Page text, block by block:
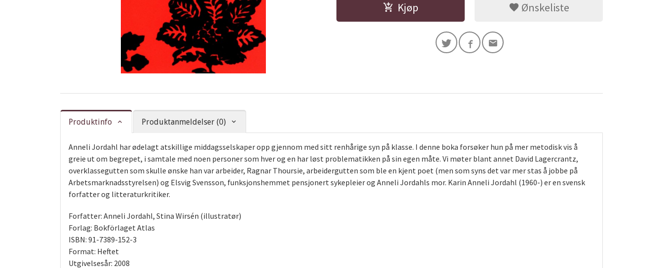
Kjøp Ønskeliste
Produktinfo Produktanmeldelser (0)
Anneli Jordahl har ødelagt atskillige middagsselskaper opp gjennom med sitt renhårige syn på klasse. I denne boka forsøker hun på mer metodisk vis å
greie ut om begrepet, i samtale med noen personer som hver og en har løst problematikken på sin egen måte. Vi møter blant annet David Lagercrantz,
overklassegutten som skulle ønske han var arbeider, Ragnar Thoursie, arbeidergutten som ble en kjent poet (men som syns det var mer stas å jobbe på
Arbetsmarknadsstyrelsen) og Elsvig Svensson, funksjonshemmet pensjonert sykepleier og Anneli Jordahls mor. Karin Anneli Jordahl (1960-) er en svensk
forfatter og litteraturkritiker.
Forfatter: Anneli Jordahl, Stina Wirsén (illustratør)
Forlag: Bokförlaget Atlas
ISBN: 91-7389-152-3
Format: Heftet
Utgivelsesår: 2008